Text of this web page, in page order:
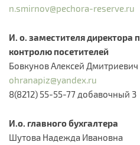
n.smirnov@pechora-reserve.ru
И. о. заместителя директора
контролю посетителей
Бовкунов Алексей Дмитриевич
ohranapiz@yandex.ru
8(8212) 55-55-77 добавочный 3
И.о. главного бухгалтера
Шутова Надежда Ивановна